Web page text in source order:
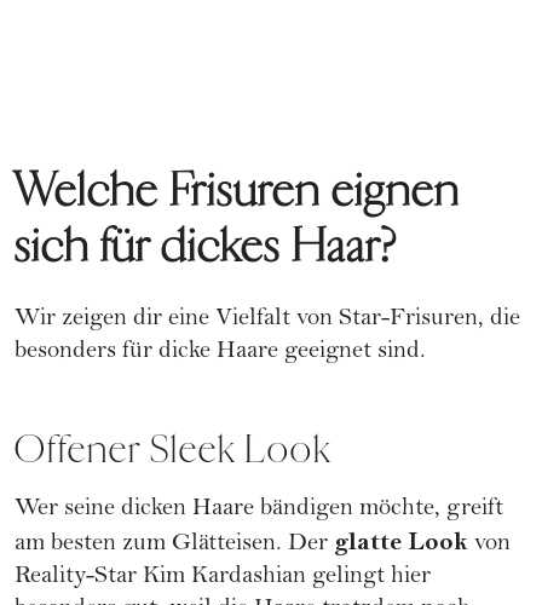
Welche Frisuren eignen
sich für dickes Haar?
Wir zeigen dir eine Vielfalt von Star-Frisuren, die
besonders für dicke Haare geeignet sind.
Offener Sleek Look
Wer seine dicken Haare bändigen möchte, greift
am besten zum Glätteisen. Der glatte Look von
Reality-Star Kim Kardashian gelingt hier